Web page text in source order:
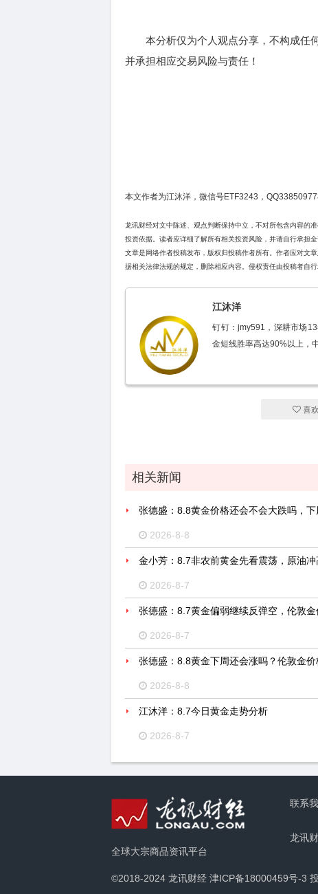
本分析仅为个人观点分享，不构成任
并承担相应交易风险与责任！
本文作者为江沐洋，微信号ETF3243，
龙讯财经对文中陈述、观点判断保持中立，不对所包含内容的
投资依据。读者应详细了解所有相关投资风险，并请自行承担全
文章是网络作者投稿发布，版权归投稿作者所有。作者应对文
据相关法律法规的规定，删除相应内容。侵权责任由投稿者自
江沐洋
钉钉：jmy591，深耕市场
金短线胜率高达90%以上，
喜欢
相关新闻
张德盛：8.8黄金价格还会不会大跌吗，
2026-8-8
金小芳：8.7非农前黄金先看震荡，原油
2026-8-7
张德盛：8.7黄金偏弱继续反弹空，伦敦
2026-8-7
张德盛：8.8黄金下周还会涨吗？伦敦金
2026-8-8
江沐洋：8.7今日黄金走势分析
2026-8-7
全球大宗商品资讯平台
联系
龙讯
©2018-2024 龙讯财经 津ICP备18000459号-3